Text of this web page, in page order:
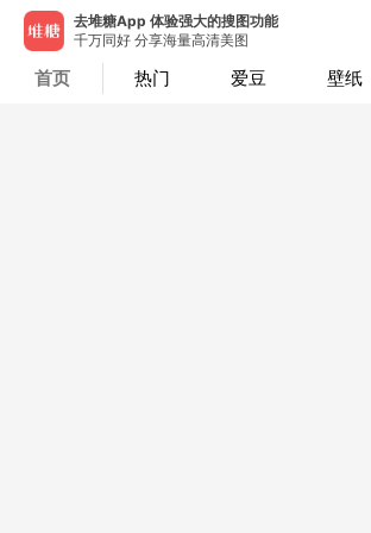
去堆糖App 体验强大的搜图功能
千万同好 分享海量高清美图
首页 热门 爱豆 壁纸